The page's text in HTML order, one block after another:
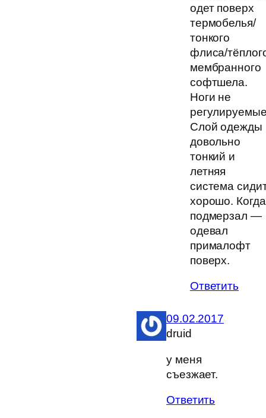
одет поверх
термобелья/
тонкого
флиса/
мембранного
софтшела.
Ноги не
Слой одежды
довольно
тонкий и
летняя
система
хорошо. Когда
подмерзал —
одевал
прималофт
поверх.
Ответить
09.02.2017
druid
у меня
съезжает.
Ответить